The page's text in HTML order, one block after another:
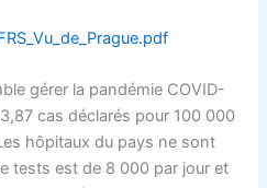
gérer la pandémie COVID-
cas déclarés pour 100 000
hôpitaux du pays ne sont
tests est de 8 000 par jour et